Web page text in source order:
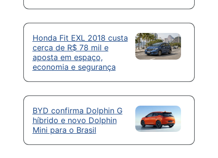
Honda Fit EXL 2018 custa
cerca de R$ 78 mil e
aposta em espaço,
economia e segurança
BYD confirma Dolphin G
híbrido e novo Dolphin
Mini para o Brasil